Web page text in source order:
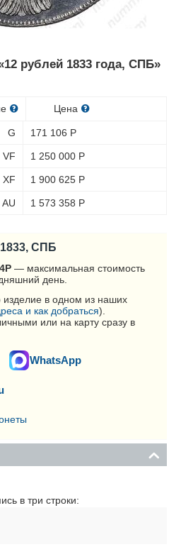
рублей 1833 года, СПБ»
Цена
G 171 106 Р
VF 1 250 000 Р
XF 1 900 625 Р
AU 1 573 358 Р
СПБ
Р — максимальная стоимость
день.
изделие в одном из наших
и как добраться).
или на карту сразу в
WhatsApp
в три строки: